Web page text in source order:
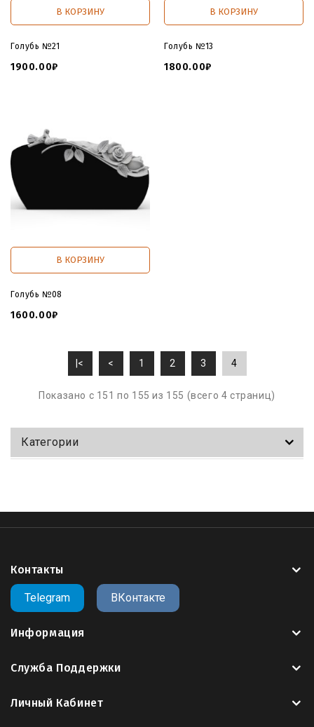
В КОРЗИНУ
Голубь №21
1900.00₽
В КОРЗИНУ
Голубь №13
1800.00₽
В КОРЗИНУ
Голубь №08
1600.00₽
|< < 1 2 3 4
Показано с 151 по 155 из 155 (всего 4 страниц)
Категории
Контакты
Telegram ВКонтакте
Информация
Служба Поддержки
Личный Кабинет